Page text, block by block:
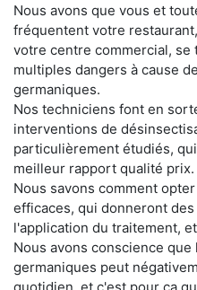
Nous avons que vous et
fréquentent votre
votre centre commercial,
multiples dangers à cause
germaniques.
Nos techniciens font en
interventions de
particulièrement étudiés,
meilleur rapport qualité prix.
Nous savons comment
efficaces, qui donneront
l'application du traitement,
Nous avons conscience
germaniques peut
quotidien, et c'est pour ça